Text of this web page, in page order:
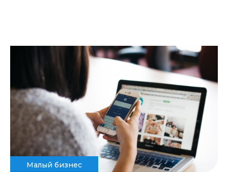
Малый бизнес